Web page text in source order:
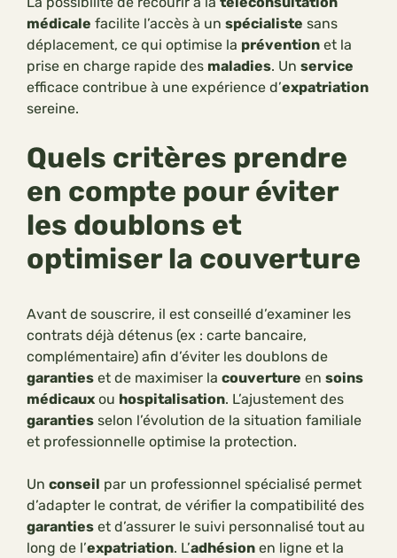
médicale facilite l’accès à un spécialiste sans
déplacement, ce qui optimise la prévention et la
prise en charge rapide des maladies. Un service
efficace contribue à une expérience d’expatriation
sereine.
Quels critères prendre
en compte pour éviter
les doublons et
optimiser la couverture
Avant de souscrire, il est conseillé d’examiner les
contrats déjà détenus (ex : carte bancaire,
complémentaire) afin d’éviter les doublons de
garanties et de maximiser la couverture en soins
médicaux ou hospitalisation. L’ajustement des
garanties selon l’évolution de la situation familiale
et professionnelle optimise la protection.
Un conseil par un professionnel spécialisé permet
d’adapter le contrat, de vérifier la compatibilité des
garanties et d’assurer le suivi personnalisé tout au
long de l’expatriation. L’adhésion en ligne et la